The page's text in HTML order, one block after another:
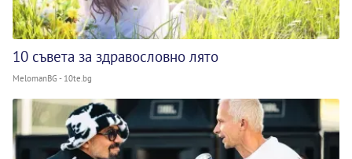
10 съвета за здравословно лято
MelomanBG - 10te.bg